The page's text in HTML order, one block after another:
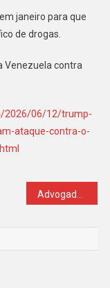
janeiro para que
de drogas.
Venezuela contra
2026/06/12/trump-
ataque-contra-o-